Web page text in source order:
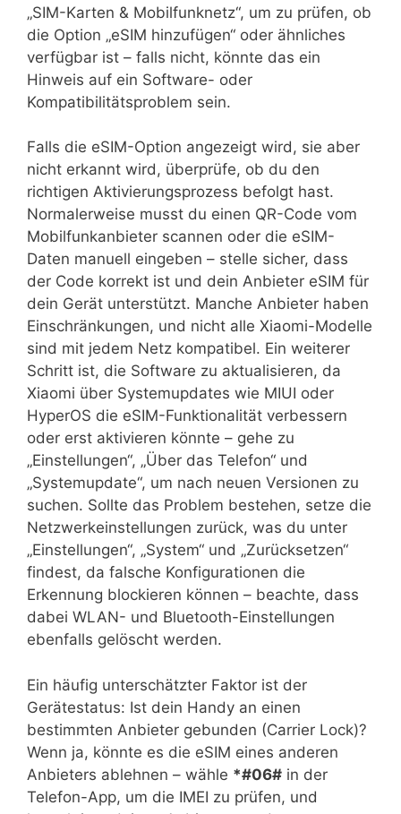
„SIM-Karten & Mobilfunknetz“, um zu prüfen, ob
die Option „eSIM hinzufügen“ oder ähnliches
verfügbar ist – falls nicht, könnte das ein
Hinweis auf ein Software- oder
Kompatibilitätsproblem sein.
Falls die eSIM-Option angezeigt wird, sie aber
nicht erkannt wird, überprüfe, ob du den
richtigen Aktivierungsprozess befolgt hast.
Normalerweise musst du einen QR-Code vom
Mobilfunkanbieter scannen oder die eSIM-
Daten manuell eingeben – stelle sicher, dass
der Code korrekt ist und dein Anbieter eSIM für
dein Gerät unterstützt. Manche Anbieter haben
Einschränkungen, und nicht alle Xiaomi-Modelle
sind mit jedem Netz kompatibel. Ein weiterer
Schritt ist, die Software zu aktualisieren, da
Xiaomi über Systemupdates wie MIUI oder
HyperOS die eSIM-Funktionalität verbessern
oder erst aktivieren könnte – gehe zu
„Einstellungen“, „Über das Telefon“ und
„Systemupdate“, um nach neuen Versionen zu
suchen. Sollte das Problem bestehen, setze die
Netzwerkeinstellungen zurück, was du unter
„Einstellungen“, „System“ und „Zurücksetzen“
findest, da falsche Konfigurationen die
Erkennung blockieren können – beachte, dass
dabei WLAN- und Bluetooth-Einstellungen
ebenfalls gelöscht werden.
Ein häufig unterschätzter Faktor ist der
Gerätestatus: Ist dein Handy an einen
bestimmten Anbieter gebunden (Carrier Lock)?
Wenn ja, könnte es die eSIM eines anderen
Anbieters ablehnen – wähle *#06# in der
Telefon-App, um die IMEI zu prüfen, und